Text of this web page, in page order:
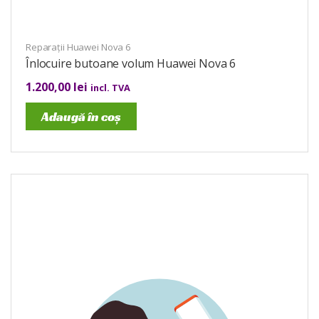
Reparații Huawei Nova 6
Înlocuire butoane volum Huawei Nova 6
1.200,00 lei incl. TVA
Adaugă în coș